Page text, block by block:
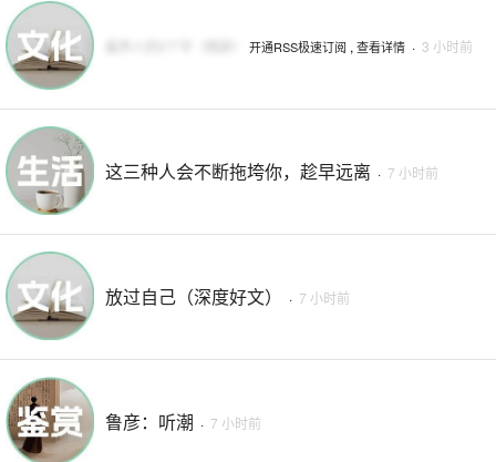
开通RSS极速订阅 , 查看详情 · 3 小时前
这三种人会不断拖垮你，趁早远离 · 7 小时前
放过自己（深度好文） · 7 小时前
鲁彦：听潮 · 7 小时前